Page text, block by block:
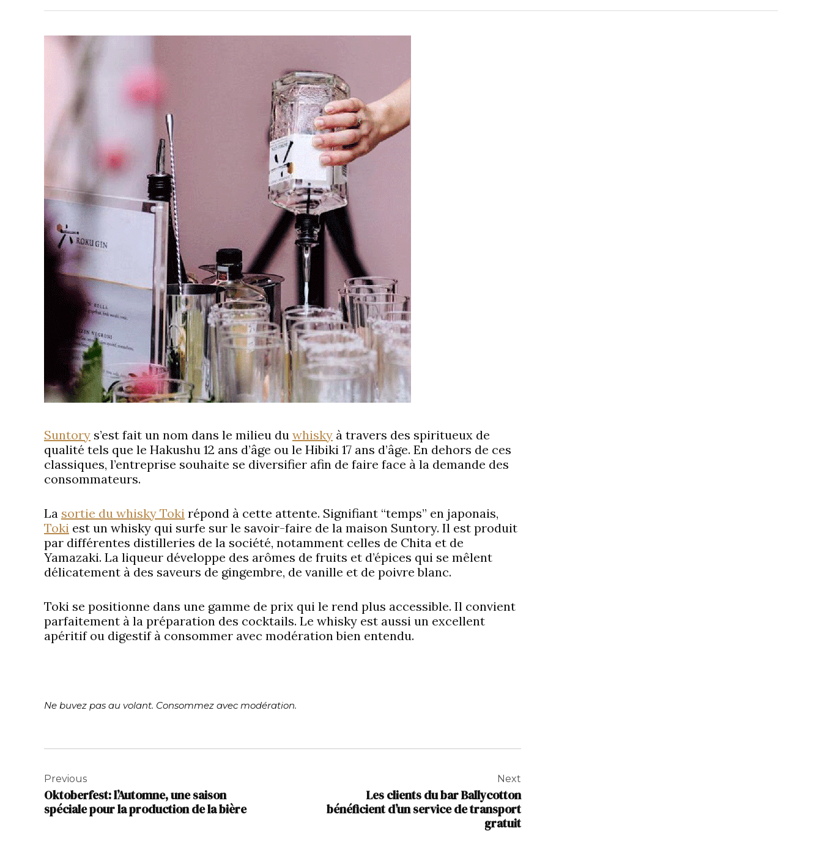
Suntory s’est fait un nom dans le milieu du whisky à travers des spiritueux de
qualité tels que le Hakushu 12 ans d’âge ou le Hibiki 17 ans d’âge. En dehors de ces
classiques, l’entreprise souhaite se diversifier afin de faire face à la demande des
consommateurs.
La sortie du whisky Toki répond à cette attente. Signifiant “temps” en japonais,
Toki est un whisky qui surfe sur le savoir-faire de la maison Suntory. Il est produit
par différentes distilleries de la société, notamment celles de Chita et de
Yamazaki. La liqueur développe des arômes de fruits et d’épices qui se mêlent
délicatement à des saveurs de gingembre, de vanille et de poivre blanc.
Toki se positionne dans une gamme de prix qui le rend plus accessible. Il convient
parfaitement à la préparation des cocktails. Le whisky est aussi un excellent
apéritif ou digestif à consommer avec modération bien entendu.
Ne buvez pas au volant. Consommez avec modération.
de
l’article
Previous
Oktoberfest: l’Automne, une saison
spéciale pour la production de la bière
Next
Les clients du bar Ballycotton
bénéficient d’un service de transport
gratuit